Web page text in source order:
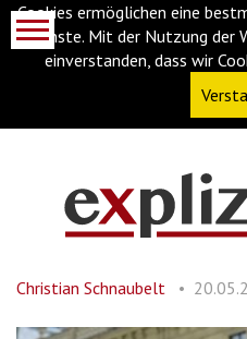
Cookies ermöglichen eine
Dienste. Mit der Nutzung der
einverstanden, dass wir
(Accesskey
Christian Schnaubelt